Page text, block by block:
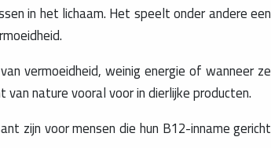
in het lichaam. Het speelt onder andere een
vermoeidheid, weinig energie of wanneer ze
nature vooral voor in dierlijke producten.
zijn voor mensen die hun B12-inname gericht